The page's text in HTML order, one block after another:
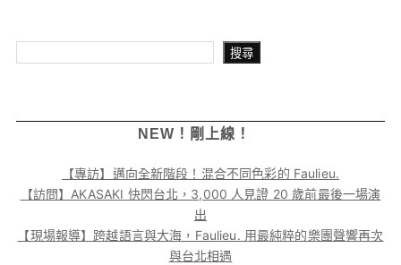
搜尋
NEW！剛上線！
【專訪】邁向全新階段！混合不同色彩的 Faulieu.
【訪問】AKASAKI 快閃台北，3,000 人見證 20 歲前最後一場演
出
【現場報導】跨越語言與大海，Faulieu. 用最純粹的樂團聲響再次
與台北相遇